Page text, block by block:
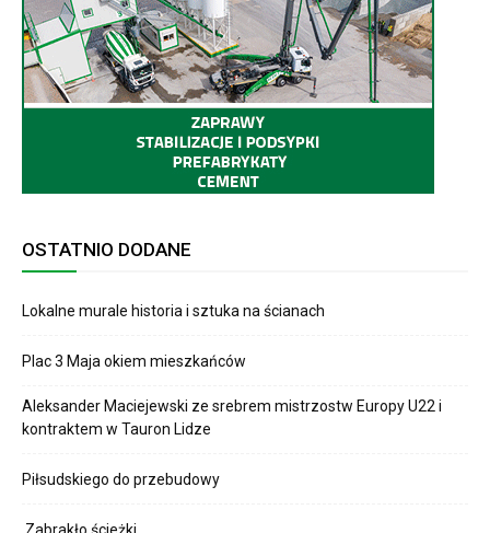
OSTATNIO DODANE
Lokalne murale historia i sztuka na ścianach
Plac 3 Maja okiem mieszkańców
Aleksander Maciejewski ze srebrem mistrzostw Europy U22 i
kontraktem w Tauron Lidze
Piłsudskiego do przebudowy